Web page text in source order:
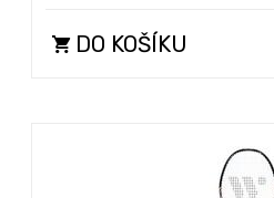
DO KOŠÍKU